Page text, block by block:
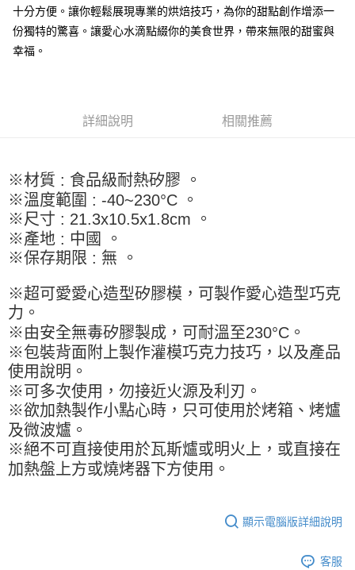
相關說明
【關於「AFTEE先享後付」】
AFTEE先享後付是「在收到商品之後才付款」的支付方式。 讓您購物簡單
便利好安心！
【「AFTEE先享後付」結帳流程】
２．訂單成立數日內，您將收到繳費通知簡訊。
３．收到繳費通知簡訊後14天內，點擊此簡訊中的連結，可透過四大超商／
ATM／網路銀行／等多元方式進行付款，方視為交易完成。
※ 請注意：結帳手續完成當下不需立刻繳費，但若您需要取消訂單，請聯絡
購買商品的店家。未經商家同意取消之訂單仍視為有效，需透過AFTEE先享
後付繳納相關費用。
※ 交易是否成功請以「AFTEE先享後付 」之結帳頁面顯示為準，若有關於
客戶支援中心」https://netprotections.freshdesk.com/support/home
【注意事項】
１．透過由恩沛科技股份有限公司提供之「AFTEE先享後付」服務完成之交
易，需依本服務之必要範圍內提供個人資料，並將交易相關給付款項請求債
權轉讓予恩沛科技股份有限公司。
２．關於個人資料處理事宜，請瀏覽以下網址：
https://aftee.tw/terms/#terms3
３．未成年的使用者請事先徵得法定代理人或監護人之同意方可使用
「AFTEE先享後付」，若未經同意申辦者引起之損失，本公司不負相關責
任。
４．使用「AFTEE先享後付」時，將依據個別帳號之用戶狀況，依本公司即
時審查核予不同之上限額度；若仍有額度不足之情形，本公司將視審查結果
請求用戶進行身份認證。
付款後全家取貨-重量限制含紙箱10kg，請控制商品重量在9~
9.5kg
每筆NT$90，滿NT$990(含以上)免運費
7-11取貨付款-重量限制含紙箱10kg，請控制商品重量在9~9.5
每筆NT$90，滿NT$990(含以上)免運費
付款後7-11取貨-重量限制含紙箱10kg，請控制商品重量在9~
9.5kg
每筆NT$90，滿NT$990(含以上)免運費
宅配-新竹物流
每筆NT$150，滿NT$2,000(含以上)免運費
離島客戶-中華郵政
每筆NT$120，滿NT$2,000(含以上)免運費
十分方便。讓你輕鬆展現專業的烘焙技巧，為你的甜點創作增添一
份獨特的驚喜。讓愛心水滴點綴你的美食世界，帶來無限的甜蜜與
幸福。
詳細說明 相關推薦
※材質 : 食品級耐熱矽膠 。
※溫度範圍 : -40~230°C 。
※尺寸 : 21.3x10.5x1.8cm 。
※產地 : 中國 。
※保存期限 : 無 。
※超可愛愛心造型矽膠模，可製作愛心造型巧克
力。
※由安全無毒矽膠製成，可耐溫至230°C。
※包裝背面附上製作灌模巧克力技巧，以及產品
使用說明。
※可多次使用，勿接近火源及利刃。
※欲加熱製作小點心時，只可使用於烤箱、烤爐
及微波爐。
※絕不可直接使用於瓦斯爐或明火上，或直接在
加熱盤上方或燒烤器下方使用。
顯示電腦版詳細說明
客服